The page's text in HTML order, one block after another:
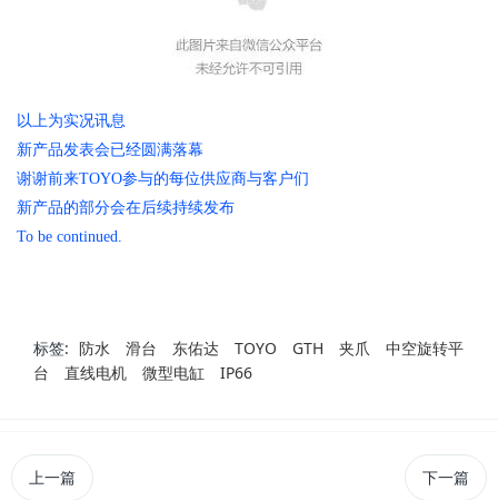
以上为实况讯息
新产品发表会已经圆满落幕
谢谢前来TOYO参与的每位供应商与客户们
新产品的部分会在后续持续发布
To be continued.
标签: 防水 滑台 东佑达 TOYO GTH 夹爪
中空旋转平
台
直线电机 微型电缸 IP66
上一篇 下一篇